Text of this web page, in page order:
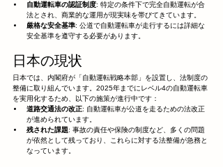
自動運転車の認証制度: 特定の条件下で完全自動運転が合
法とされ、商業的な運用が現実味を帯びてきています。
厳格な安全基準: 公道で自動運転車が走行するには詳細な
安全基準を遵守する必要があります。
日本の現状
日本では、内閣府が「自動運転戦略本部」を設置し、法制度の
整備に取り組んでいます。2025年までにレベル4の自動運転車
を実用化するため、以下の施策が進行中です：
道路交通法の改正: 自動運転車が公道を走るための法改正
が進められています。
残された課題: 事故の責任や保険の制度など、多くの問題
が依然として残っており、これらに対する法整備が急務と
なっています。